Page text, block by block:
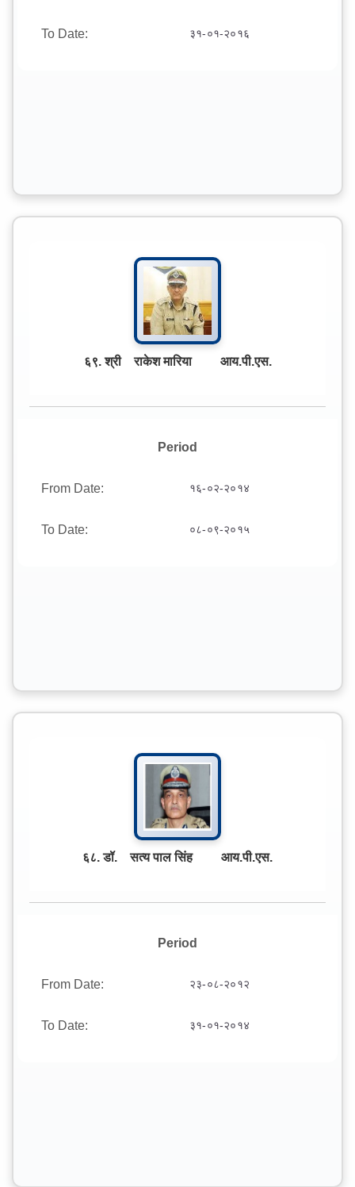
To Date: ३१-०१-२०१६
६९. श्री राकेश मारिया आय.पी.एस.
Period
From Date: १६-०२-२०१४
To Date: ०८-०९-२०१५
६८. डॉ. सत्य पाल सिंह आय.पी.एस.
Period
From Date: २३-०८-२०१२
To Date: ३१-०१-२०१४